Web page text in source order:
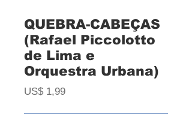
QUEBRA-CABEÇAS
(Rafael Piccolotto
de Lima e
Orquestra Urbana)
US$ 1,99Preço